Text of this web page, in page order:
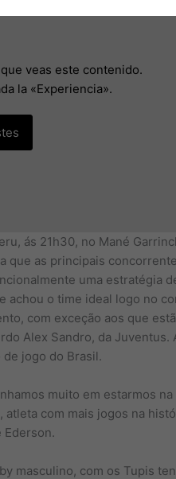
veas este contenido.
la «Experiencia».
ás 21h30, no Mané
que as principais
uma estratégia
achou o time ideal logo no
com exceção aos que
Alex Sandro, da Juventus.
jogo do Brasil.
muito em estarmos
com mais jogos na
Ederson.
masculino, com os Tupis